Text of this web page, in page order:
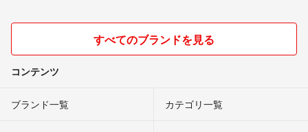
すべてのブランドを見る
コンテンツ
ブランド一覧 カテゴリ一覧